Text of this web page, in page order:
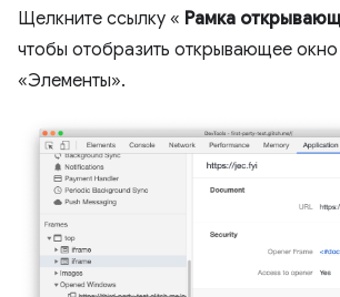
Щелкните ссылку « Рамка
чтобы отобразить открывающее
«Элементы».